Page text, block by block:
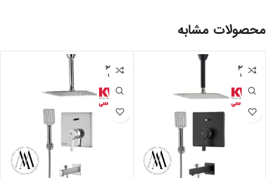
محصولات مشابه
اتمام مو
جودی
اتمام مو
جودی